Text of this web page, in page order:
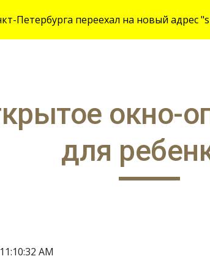
Skip to
Петербурга переехал на новый адрес
окно-
для
AM